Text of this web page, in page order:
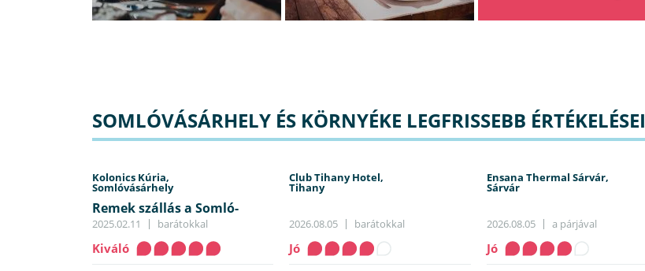
SOMLÓVÁSÁRHELY ÉS KÖRNYÉKE LEGFRISSEBB ÉRTÉKELÉSEI
Kolonics Kúria,
Somlóvásárhely
Remek szállás a Somló-
hegyen
2025.02.11 barátokkal
Kiváló
Club Tihany Hotel,
Tihany
2026.08.05 barátokkal
Jó
Ensana Thermal Sárvár,
Sárvár
2026.08.05 a párjával
Jó